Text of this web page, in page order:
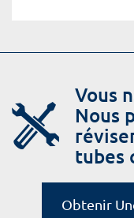
Vous
Nous
tubes
Obtenir